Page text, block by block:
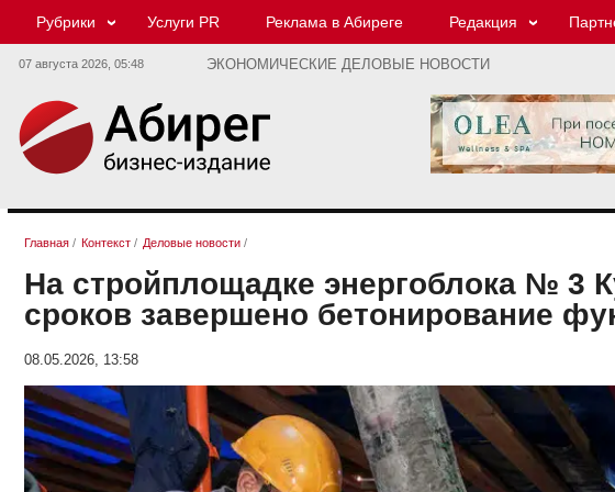
Рубрики Услуги PR Реклама в Абиреге Редакция
07 августа 2026, 05:48 ЭКОНОМИЧЕСКИЕ ДЕЛОВЫЕ НОВОСТИ
Главная / Контекст / Деловые новости /
На стройплощадке энергоблока № 3
сроков завершено бетонирование
08.05.2026, 13:58